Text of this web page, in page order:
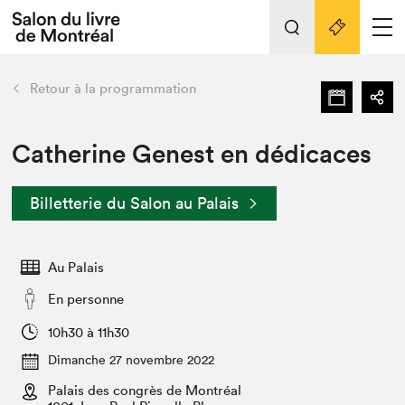
Espace médias
Espace exposant⋅e⋅s
Tout sur l'édition 2022
Actualités
Vidéos et Balados
Club de lecture Braindate
retour Nos activités
Édition 2022
Nous connaître
Projets partenaires 2022
Archives
Liens pratiques
Retour à la programmation
Catherine Genest en dédicaces
Billetterie du Salon au Palais
Au Palais
En personne
10h30 à 11h30
Dimanche 27 novembre 2022
Palais des congrès de Montréal